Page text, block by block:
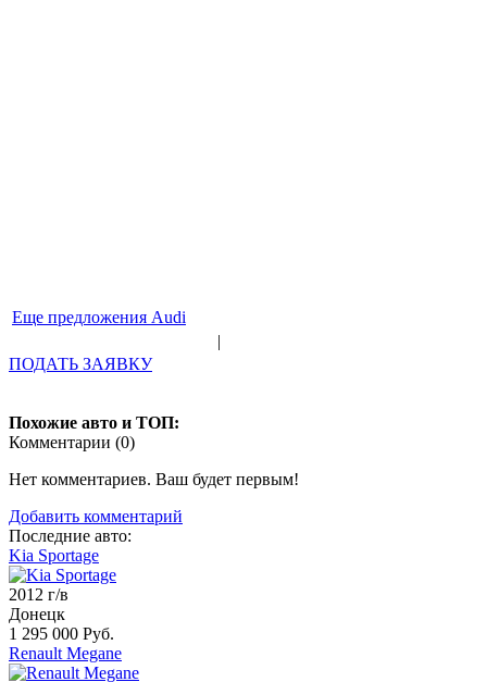
Еще предложения Audi
|
ПОДАТЬ ЗАЯВКУ
Похожие авто и ТОП:
Комментарии (0)
Нет комментариев. Ваш будет первым!
Добавить комментарий
Последние авто:
Kia Sportage
2012 г/в
Донецк
1 295 000 Руб.
Renault Megane